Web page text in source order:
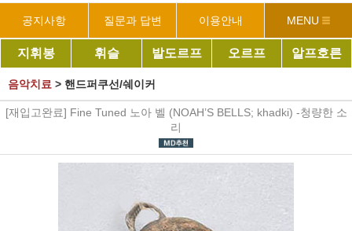
공지사항 질문과 답변 이용안내 MENU
지휘봉 휘슬 발도르프 오르프 알프호른
음악치료 > 핸드퍼쿠선/쉐이커
[재입고완료] Fine Tuned 노아 벨 (NOAH’S BELLS; khadki) -청량한 소
리